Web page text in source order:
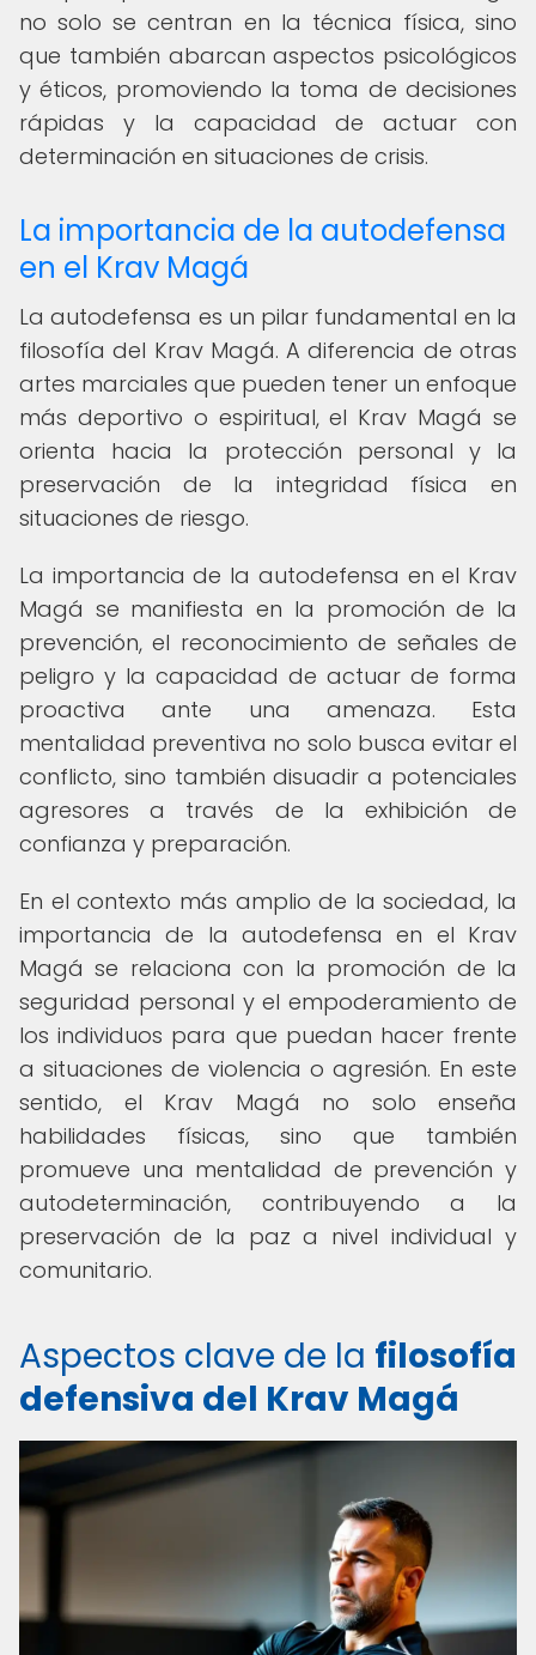
no solo se centran en la técnica física, sino
que también abarcan aspectos psicológicos
y éticos, promoviendo la toma de decisiones
rápidas y la capacidad de actuar con
determinación en situaciones de crisis.
La importancia de la autodefensa
en el Krav Magá
La autodefensa es un pilar fundamental en la
filosofía del Krav Magá. A diferencia de otras
artes marciales que pueden tener un enfoque
más deportivo o espiritual, el Krav Magá se
orienta hacia la protección personal y la
preservación de la integridad física en
situaciones de riesgo.
La importancia de la autodefensa en el Krav
Magá se manifiesta en la promoción de la
prevención, el reconocimiento de señales de
peligro y la capacidad de actuar de forma
proactiva ante una amenaza. Esta
mentalidad preventiva no solo busca evitar el
conflicto, sino también disuadir a potenciales
agresores a través de la exhibición de
confianza y preparación.
En el contexto más amplio de la sociedad, la
importancia de la autodefensa en el Krav
Magá se relaciona con la promoción de la
seguridad personal y el empoderamiento de
los individuos para que puedan hacer frente
a situaciones de violencia o agresión. En este
sentido, el Krav Magá no solo enseña
habilidades físicas, sino que también
promueve una mentalidad de prevención y
autodeterminación, contribuyendo a la
preservación de la paz a nivel individual y
comunitario.
Aspectos clave de la filosofía
defensiva del Krav Magá